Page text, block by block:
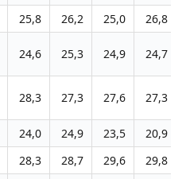
25,8 26,2 25,0 26,8
24,6 25,3 24,9 24,7
28,3 27,3 27,6 27,3
24,0 24,9 23,5 20,9
28,3 28,7 29,6 29,8